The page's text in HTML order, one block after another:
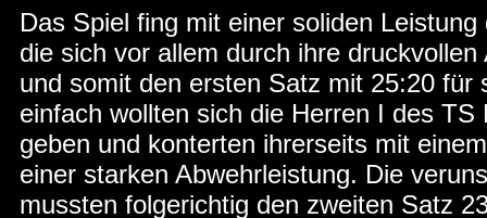
Das Spiel fing mit einer soliden
die sich vor allem durch ihre
und somit den ersten Satz mit 25:20 für
einfach wollten sich die Herren I des
geben und konterten ihrerseits mit
einer starken Abwehrleistung. Die
mussten folgerichtig den zweiten Satz